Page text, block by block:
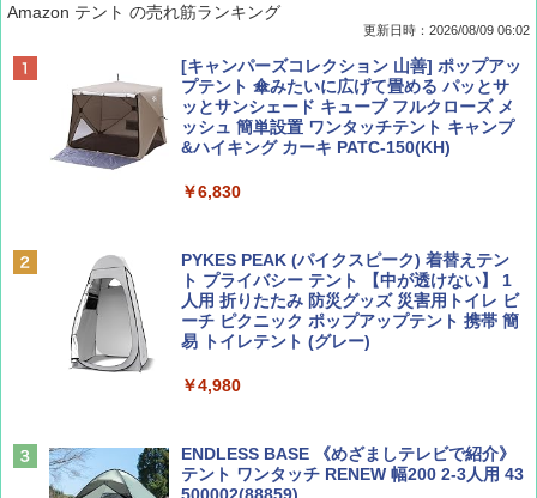
BE-PAL(ビ-パル) 2026年 9 月号【特別付録:
SOTO ミニマル"旅"財布 ランダム2種】
￥1,500
￥713
地球の歩き方 スター・ウォーズ
￥2,695
￥2,479
力的な町 2026～2027 地球の歩き方D アジア
Amazon テント の売れ筋ランキング
更新日時：2026/08/09 06:02
[キャンパーズコレクション 山善] ポップアッ
プテント 傘みたいに広げて畳める パッとサ
ッとサンシェード キューブ フルクローズ メ
ッシュ 簡単設置 ワンタッチテント キャンプ
&ハイキング カーキ PATC-150(KH)
￥6,830
PYKES PEAK (パイクスピーク) 着替えテン
ト プライバシー テント 【中が透けない】 1
人用 折りたたみ 防災グッズ 災害用トイレ ビ
ーチ ピクニック ポップアップテント 携帯 簡
易 トイレテント (グレー)
￥4,980
ENDLESS BASE 《めざましテレビで紹介》
テント ワンタッチ RENEW 幅200 2-3人用 43